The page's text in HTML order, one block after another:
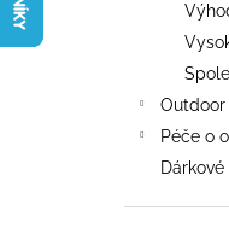
Outdoor
Péče o
2 090 Kč